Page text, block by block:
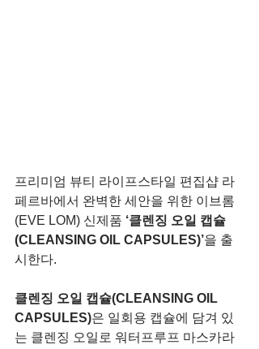
프리미엄 뷰티 라이프스타일 편집샵 라
페르바에서 완벽한 세안을 위한 이브롬
(EVE LOM) 신제품 ‘클렌징 오일 캡슐
(CLEANSING OIL CAPSULES)’을 출
시한다.
클렌징 오일 캡슐(CLEANSING OIL
CAPSULES)은 일회용 캡슐에 담겨 있
는 클렌징 오일로 워터프루프 마스카라